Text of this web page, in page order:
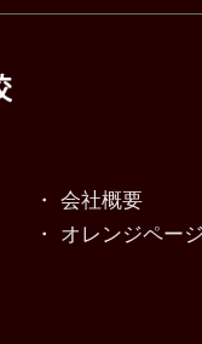
・ 会社概要
・ オレンジペー